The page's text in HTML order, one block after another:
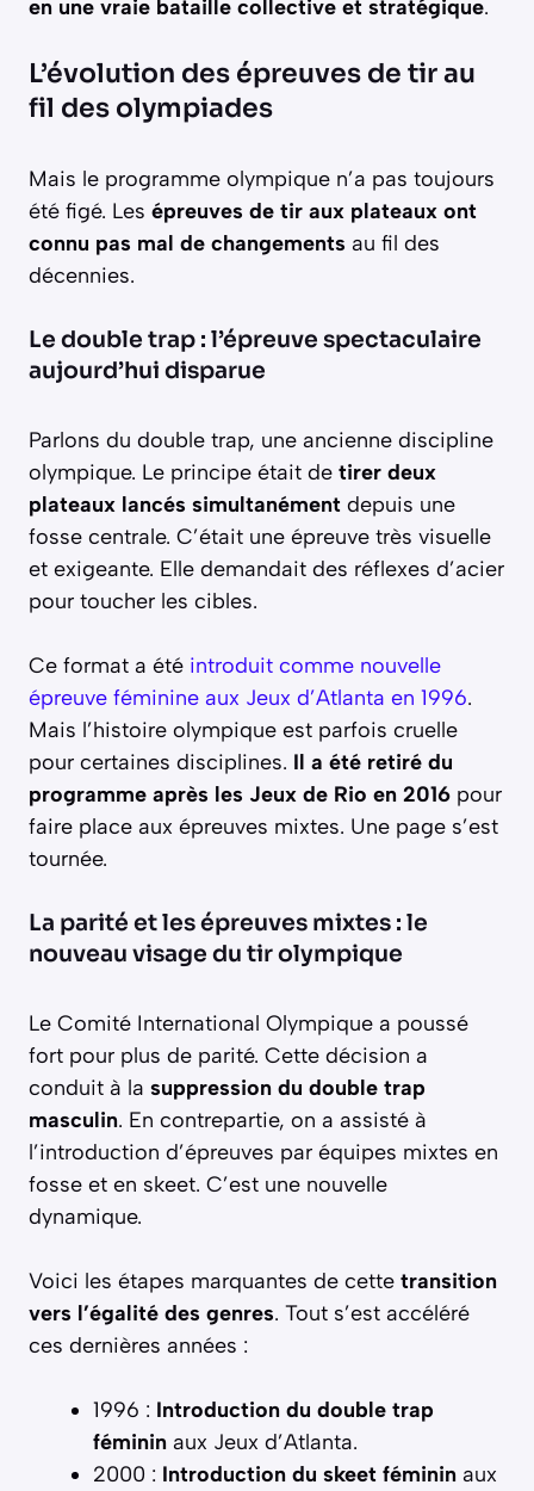
en une vraie bataille collective et stratégique.
L’évolution des épreuves de tir au
fil des olympiades
Mais le programme olympique n’a pas toujours
été figé. Les épreuves de tir aux plateaux ont
connu pas mal de changements au fil des
décennies.
Le double trap : l’épreuve spectaculaire
aujourd’hui disparue
Parlons du double trap, une ancienne discipline
olympique. Le principe était de tirer deux
plateaux lancés simultanément depuis une
fosse centrale. C’était une épreuve très visuelle
et exigeante. Elle demandait des réflexes d’acier
pour toucher les cibles.
Ce format a été introduit comme nouvelle
épreuve féminine aux Jeux d’Atlanta en 1996.
Mais l’histoire olympique est parfois cruelle
pour certaines disciplines. Il a été retiré du
programme après les Jeux de Rio en 2016 pour
faire place aux épreuves mixtes. Une page s’est
tournée.
La parité et les épreuves mixtes : le
nouveau visage du tir olympique
Le Comité International Olympique a poussé
fort pour plus de parité. Cette décision a
conduit à la suppression du double trap
masculin. En contrepartie, on a assisté à
l’introduction d’épreuves par équipes mixtes en
fosse et en skeet. C’est une nouvelle
dynamique.
Voici les étapes marquantes de cette transition
vers l’égalité des genres. Tout s’est accéléré
ces dernières années :
1996 : Introduction du double trap
féminin aux Jeux d’Atlanta.
2000 : Introduction du skeet féminin aux